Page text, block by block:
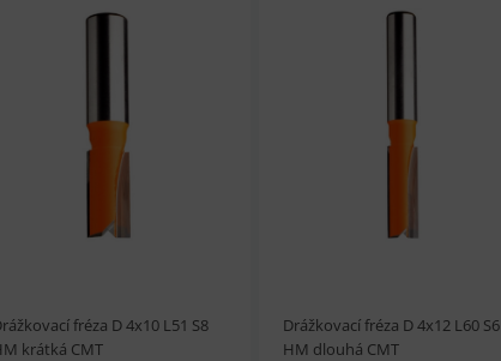
fréza D 4x10 L51 S8
krátká CMT
Drážkovací fréza D 4x12 L60 S6
HM dlouhá CMT